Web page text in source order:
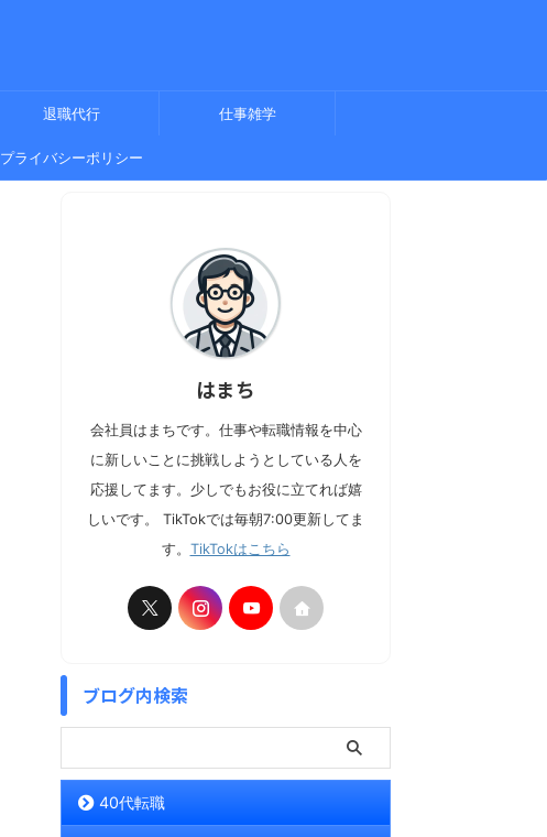
退職代行 仕事雑学
プライバシーポリシー
はまち
会社員はまちです。仕事や転職情報を中心
に新しいことに挑戦しようとしている人を
応援してます。少しでもお役に立てれば嬉
しいです。 TikTokでは毎朝7:00更新してま
す。 TikTokはこちら
ブログ内検索
40代転職